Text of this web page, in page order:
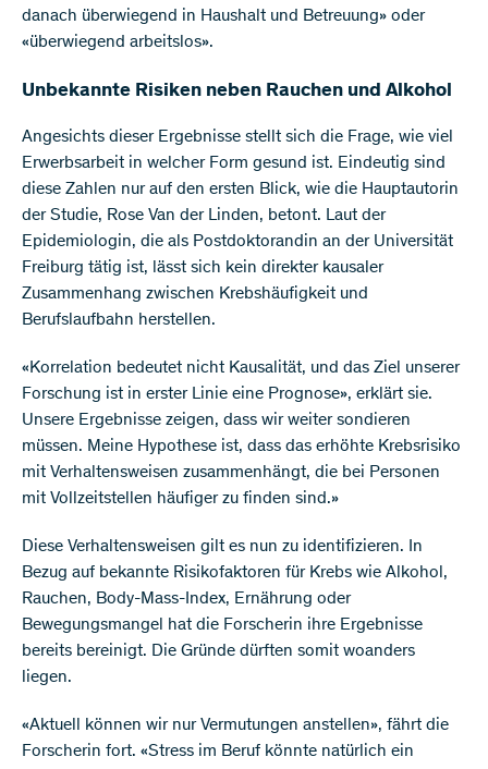
danach überwiegend in Haushalt und Betreuung» oder
«überwiegend arbeitslos».
Unbekannte Risiken neben Rauchen und Alkohol
Angesichts dieser Ergebnisse stellt sich die Frage, wie viel
Erwerbsarbeit in welcher Form gesund ist. Eindeutig sind
diese Zahlen nur auf den ersten Blick, wie die Hauptautorin
der Studie, Rose Van der Linden, betont. Laut der
Epidemiologin, die als Postdoktorandin an der Universität
Freiburg tätig ist, lässt sich kein direkter kausaler
Zusammenhang zwischen Krebshäufigkeit und
Berufslaufbahn herstellen.
«Korrelation bedeutet nicht Kausalität, und das Ziel unserer
Forschung ist in erster Linie eine Prognose», erklärt sie.
Unsere Ergebnisse zeigen, dass wir weiter sondieren
müssen. Meine Hypothese ist, dass das erhöhte Krebsrisiko
mit Verhaltensweisen zusammenhängt, die bei Personen
mit Vollzeitstellen häufiger zu finden sind.»
Diese Verhaltensweisen gilt es nun zu identifizieren. In
Bezug auf bekannte Risikofaktoren für Krebs wie Alkohol,
Rauchen, Body-Mass-Index, Ernährung oder
Bewegungsmangel hat die Forscherin ihre Ergebnisse
bereits bereinigt. Die Gründe dürften somit woanders
liegen.
«Aktuell können wir nur Vermutungen anstellen», fährt die
Forscherin fort. «Stress im Beruf könnte natürlich ein